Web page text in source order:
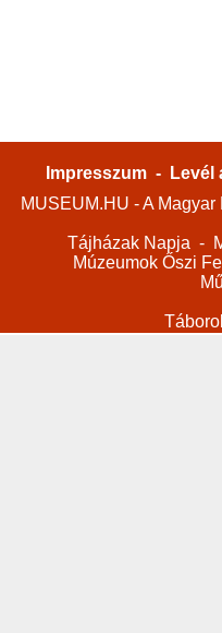
Impresszum -
Levél
MUSEUM.HU - A
Tájházak Napja -
Múzeumok Őszi